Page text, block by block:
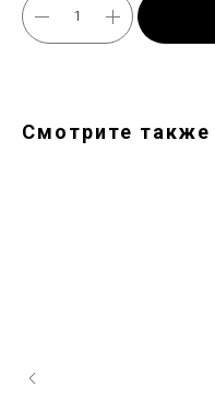
Смотрите также